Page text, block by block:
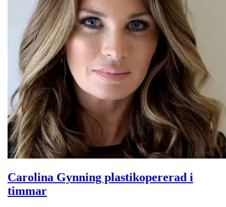
Carolina Gynning plastikopererad i
timmar